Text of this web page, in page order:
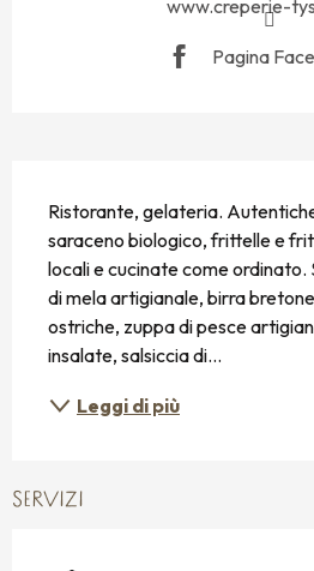
www.creperie-
Pagina
Ristorante, gelateria.
saraceno biologico, frittelle e
locali e cucinate come ordinato.
di mela artigianale, birra
ostriche, zuppa di pesce
insalate, salsiccia di...
Leggi di più
SERVIZI